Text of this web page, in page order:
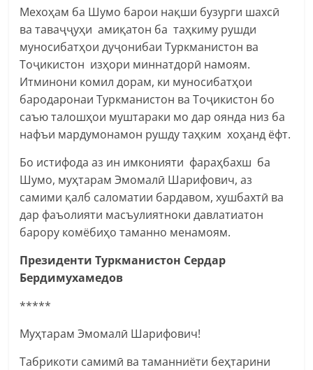
Мехоҳам ба Шумо барои нақши бузурги шахсӣ
ва таваҷҷуҳи амиқатон ба таҳкиму рушди
муносибатҳои дуҷонибаи Туркманистон ва
Тоҷикистон изҳори миннатдорӣ намоям.
Итминони комил дорам, ки муносибатҳои
бародаронаи Туркманистон ва Тоҷикистон бо
саъю талошҳои муштараки мо дар оянда низ ба
нафъи мардумонамон рушду таҳким хоҳанд ёфт.
Бо истифода аз ин имконияти фараҳбахш ба
Шумо, муҳтарам Эмомалӣ Шарифович, аз
самими қалб саломатии бардавом, хушбахтӣ ва
дар фаъолияти масъулиятноки давлатиатон
барору комёбиҳо таманно менамоям.
Президенти Туркманистон Сердар
Бердимухамедов
*****
Муҳтарам Эмомалӣ Шарифович!
Табрикоти самимӣ ва таманниёти беҳтарини